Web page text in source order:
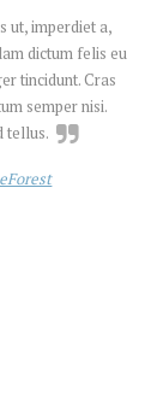
ut, imperdiet a,
dictum felis eu
tincidunt. Cras
semper nisi.
tellus.